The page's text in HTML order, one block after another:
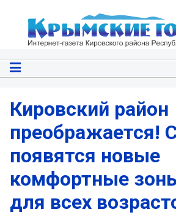
Кировский район
преображается!
появятся новые
комфортные
для всех